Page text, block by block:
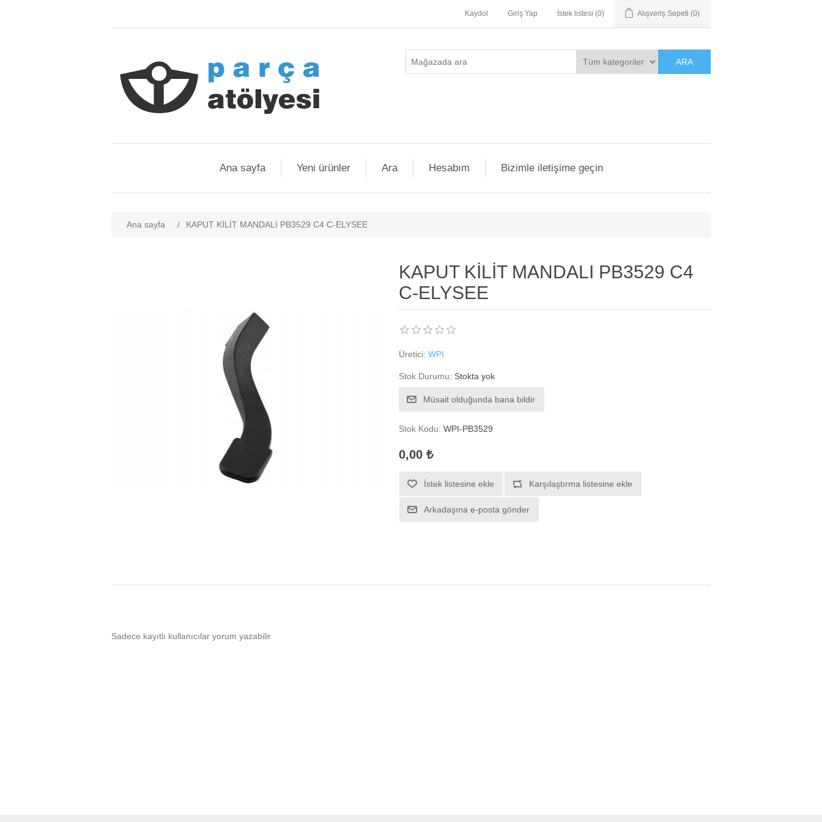
Kaydol Giriş Yap İstek listesi (0) Alışveriş Sepeti (0)
ARA
Ana sayfa Yeni ürünler Ara Hesabım Bizimle iletişime geçin
Ana sayfa / KAPUT KİLİT MANDALI PB3529 C4 C-ELYSEE
KAPUT KİLİT MANDALI PB3529 C4
C-ELYSEE
Üretici: WPI
Stok Durumu: Stokta yok
Müsait olduğunda bana bildir
Stok Kodu: WPI-PB3529
0,00 ₺
İstek listesine ekle Karşılaştırma listesine ekle
Arkadaşına e-posta gönder
Sadece kayıtlı kullanıcılar yorum yazabilir